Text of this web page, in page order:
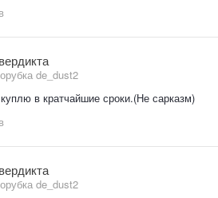
de_dust2
в кратчайшие сроки.(Не сарказм)
de_dust2